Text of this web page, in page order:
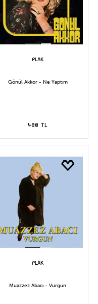
Gönül Akkor - Ne Yaptım
480 TL
Muazzez Abacı - Vurgun